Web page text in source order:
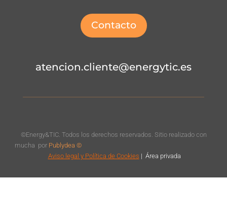
Contacto
atencion.cliente@energytic.es
©Energy&TIC. Todos los derechos reservados. Sitio realizado con
mucha por Publydea ©
Aviso legal y Política de Cookies | Área privada